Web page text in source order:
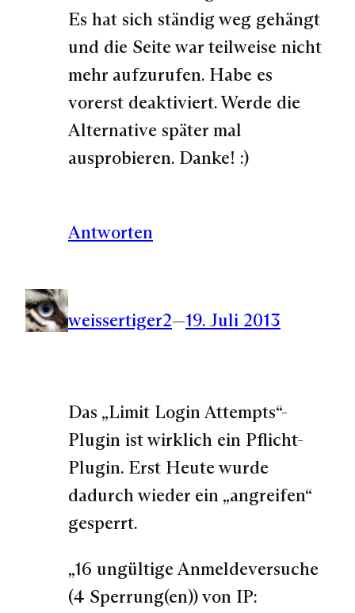
Es hat sich ständig weg gehängt
und die Seite war teilweise nicht
mehr aufzurufen. Habe es
vorerst deaktiviert. Werde die
Alternative später mal
ausprobieren. Danke! :)
Antworten
weissertiger2—19. Juli 2013
Das „Limit Login Attempts“-
Plugin ist wirklich ein Pflicht-
Plugin. Erst Heute wurde
dadurch wieder ein „angreifen“
gesperrt.
„16 ungültige Anmeldeversuche
(4 Sperrung(en)) von IP: